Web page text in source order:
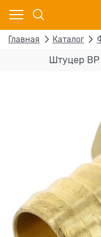
Главная Каталог
Штуцер ВР